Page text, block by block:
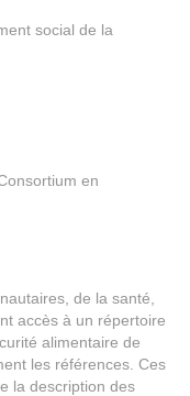
social de la
en
de la santé,
accès à un répertoire
alimentaire de
les références. Ces
la description des